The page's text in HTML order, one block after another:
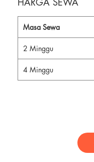
Masa Sewa
2 Minggu
4 Minggu